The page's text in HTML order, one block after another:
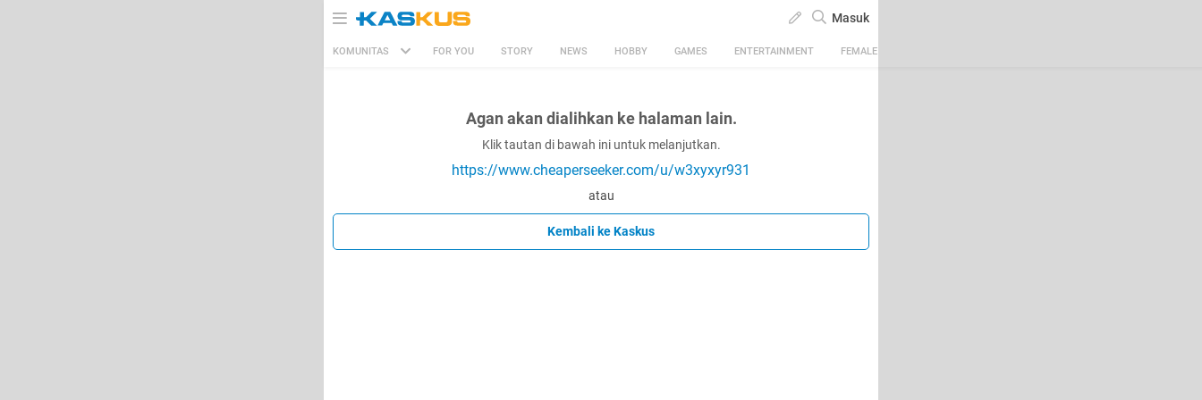
Masuk
KOMUNITAS FOR YOU STORY NEWS HOBBY GAMES ENTERTAINMENT FEMALE
Agan akan dialihkan ke halaman lain.
Klik tautan di bawah ini untuk melanjutkan.
https://www.cheaperseeker.com/u/w3xyxyr931
atau
Kembali ke Kaskus